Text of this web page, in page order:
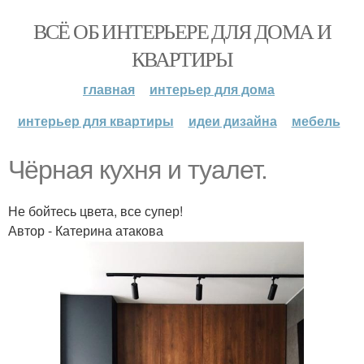
ВСЁ ОБ ИНТЕРЬЕРЕ ДЛЯ ДОМА И
КВАРТИРЫ
главная
интерьер для дома
интерьер для квартиры
идеи дизайна мебель
Чёрная кухня и туалет.
Не бойтесь цвета, все супер!
Автор - Катерина атакова